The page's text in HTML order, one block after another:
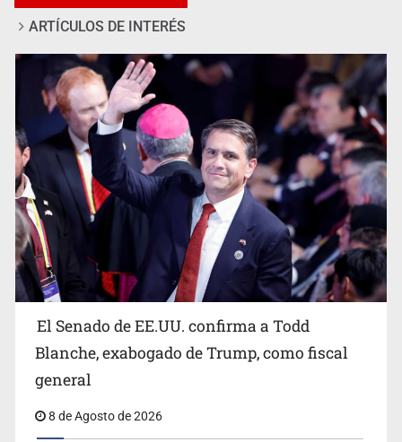
Avalan rebaja del Siapa para 203 colonias
ARTÍCULOS DE INTERÉS
El Senado de EE.UU. confirma a Todd
Blanche, exabogado de Trump, como fiscal
general
8 de Agosto de 2026